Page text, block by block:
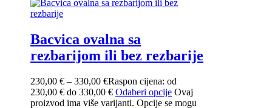
Bacvica ovalna sa
rezbarijom ili bez rezbarije
230,00 € – 330,00 €Raspon cijena: od
230,00 € do 330,00 € Odaberi opcije Ovaj
proizvod ima više varijanti. Opcije se mogu